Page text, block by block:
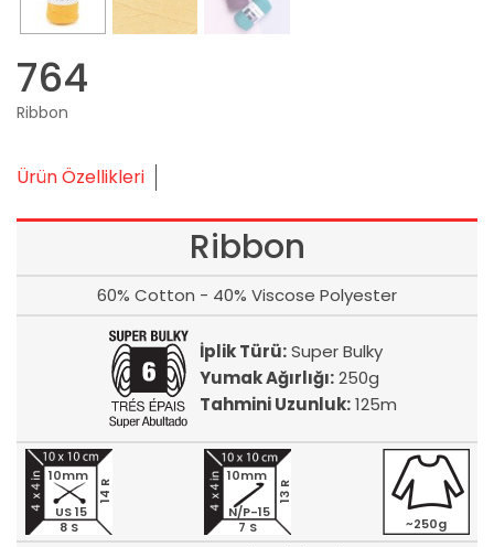
764
Ribbon
Ürün Özellikleri
Ribbon
60% Cotton - 40% Viscose Polyester
İplik Türü:Super Bulky
Yumak Ağırlığı:250g
Tahmini Uzunluk:125m
8 S
14 R
10mm
US 15
7 S
13 R
10mm
N/P-15
~250g